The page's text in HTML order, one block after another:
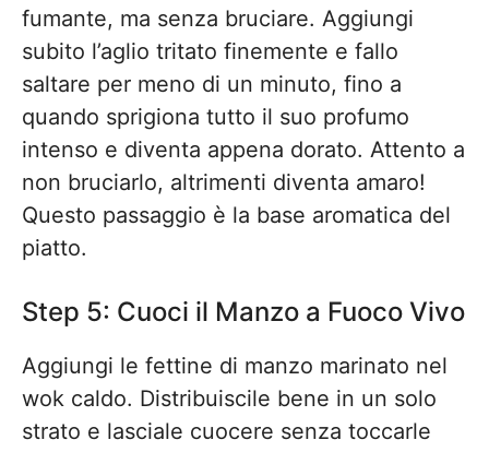
fumante, ma senza bruciare. Aggiungi
subito l’aglio tritato finemente e fallo
saltare per meno di un minuto, fino a
quando sprigiona tutto il suo profumo
intenso e diventa appena dorato. Attento a
non bruciarlo, altrimenti diventa amaro!
Questo passaggio è la base aromatica del
piatto.
Step 5: Cuoci il Manzo a Fuoco Vivo
Aggiungi le fettine di manzo marinato nel
wok caldo. Distribuiscile bene in un solo
strato e lasciale cuocere senza toccarle